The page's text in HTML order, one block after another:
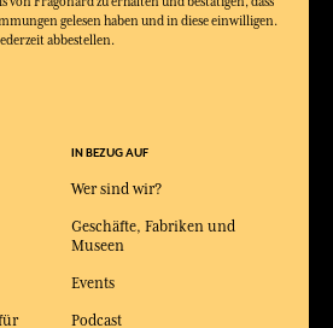
gelesen haben und in diese einwilligen.
abbestellen.
IN BEZUG AUF
Wer sind wir?
Geschäfte, Fabriken und
Museen
Events
Podcast